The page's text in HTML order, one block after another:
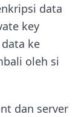
data
key
ke
oleh si
dan server